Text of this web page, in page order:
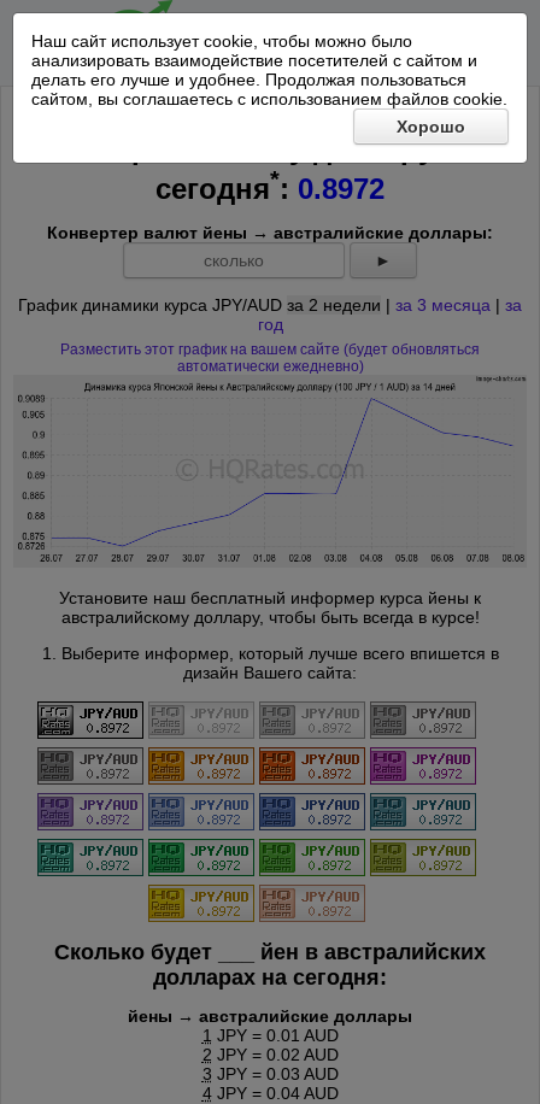
Наш сайт использует cookie, чтобы можно было
анализировать взаимодействие посетителей с сайтом и
делать его лучше и удобнее. Продолжая пользоваться
сайтом, вы соглашаетесь с использованием файлов cookie.
Хорошо
Курс 100 Японских йен к
Австралийскому доллару на
сегодня*: 0.8972
Конвертер валют йены → австралийские доллары:
►
График динамики курса JPY/AUD за 2 недели | за 3 месяца | за
год
Разместить этот график на вашем сайте (будет обновляться
автоматически ежедневно)
Установите наш бесплатный информер курса йены к
австралийскому доллару, чтобы быть всегда в курсе!
1. Выберите информер, который лучше всего впишется в
дизайн Вашего сайта:
Сколько будет
йен в австралийских
долларах на сегодня:
йены → австралийские доллары
1 JPY = 0.01 AUD
2 JPY = 0.02 AUD
3 JPY = 0.03 AUD
4JPY = 0.04 AUD